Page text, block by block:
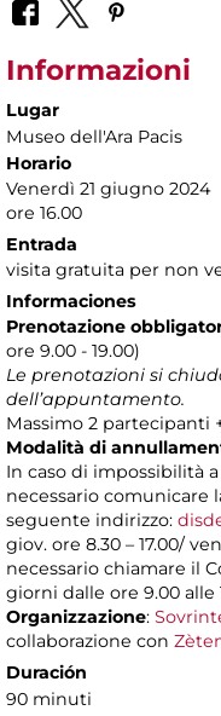
Informazioni
Lugar
Museo dell'Ara Pacis
Horario
Venerdì 21 giugno 2024
ore 16.00
Entrada
visita gratuita per non
Informaciones
Prenotazione
ore 9.00 - 19.00)
Le prenotazioni si
dell’appuntamento.
Massimo 2 partecipanti
Modalità di
In caso di impossibilità
necessario comunicare
seguente indirizzo:
giov. ore 8.30 – 17.00/
necessario chiamare il
giorni dalle ore 9.00 alle
Organizzazione:
collaborazione con
Duración
90 minuti